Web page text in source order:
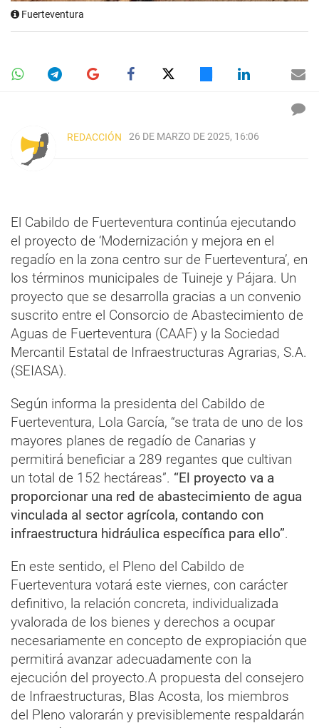
Fuerteventura
REDACCIÓN 26 DE MARZO DE 2025, 16:06
El Cabildo de Fuerteventura continúa ejecutando
el proyecto de ‘Modernización y mejora en el
regadío en la zona centro sur de Fuerteventura’, en
los términos municipales de Tuineje y Pájara. Un
proyecto que se desarrolla gracias a un convenio
suscrito entre el Consorcio de Abastecimiento de
Aguas de Fuerteventura (CAAF) y la Sociedad
Mercantil Estatal de Infraestructuras Agrarias, S.A.
(SEIASA).
Según informa la presidenta del Cabildo de
Fuerteventura, Lola García, “se trata de uno de los
mayores planes de regadío de Canarias y
permitirá beneficiar a 289 regantes que cultivan
un total de 152 hectáreas”. “El proyecto va a
proporcionar una red de abastecimiento de agua
vinculada al sector agrícola, contando con
infraestructura hidráulica específica para ello”.
En este sentido, el Pleno del Cabildo de
Fuerteventura votará este viernes, con carácter
definitivo, la relación concreta, individualizada
yvalorada de los bienes y derechos a ocupar
necesariamente en concepto de expropiación que
permitirá avanzar adecuadamente con la
ejecución del proyecto.A propuesta del consejero
de Infraestructuras, Blas Acosta, los miembros
del Pleno valorarán y previsiblemente respaldarán